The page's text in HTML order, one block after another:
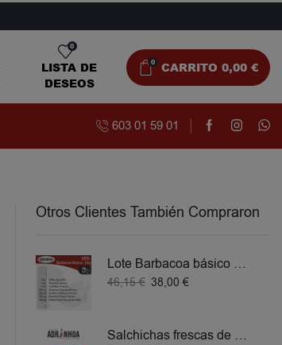
0
LISTA DE
DESEOS
0 CARRITO 0,00 €
603 01 59 01
Otros Clientes También Compraron
Lote Barbacoa básico 5 KG
46,15€ 38,00 €
Salchichas frescas de Pollo